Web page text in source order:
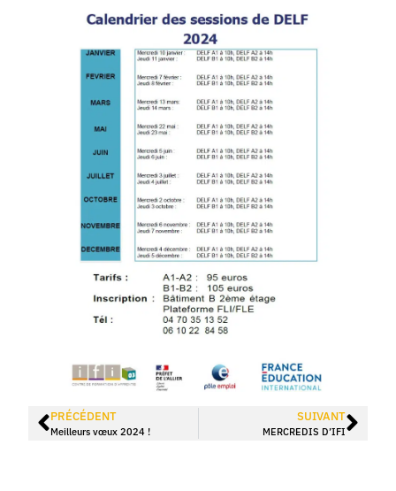
PRÉCÉDENT
Meilleurs vœux 2024 !
SUIVANT
MERCREDIS D’IFI